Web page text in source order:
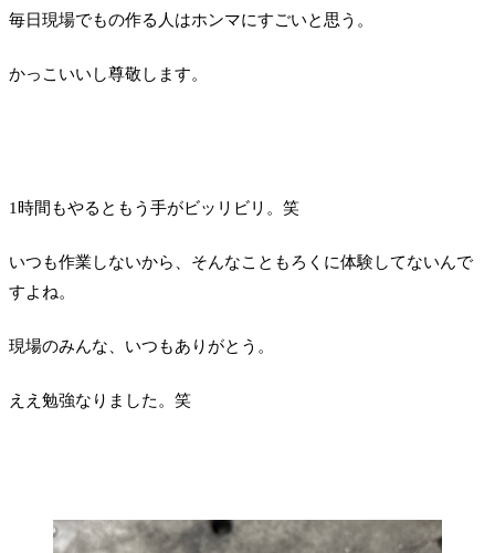
毎日現場でもの作る人はホンマにすごいと思う。
かっこいいし尊敬します。
1時間もやるともう手がビッリビリ。笑
いつも作業しないから、そんなこともろくに体験してないんで
すよね。
現場のみんな、いつもありがとう。
ええ勉強なりました。笑